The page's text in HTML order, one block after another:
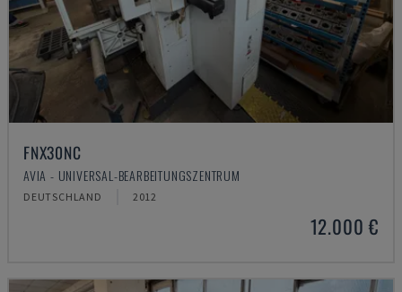
FNX30NC
AVIA - UNIVERSAL-BEARBEITUNGSZENTRUM
DEUTSCHLAND 2012
12.000 €